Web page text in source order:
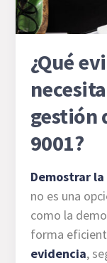
¿Qué
gestión
9001?
Demostrar
no es una
como la
forma
evidencia,